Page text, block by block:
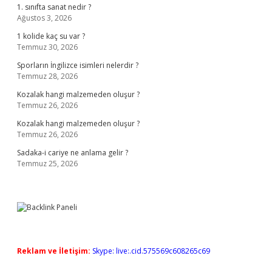
1. sınıfta sanat nedir ?
Ağustos 3, 2026
1 kolide kaç su var ?
Temmuz 30, 2026
Sporların İngilizce isimleri nelerdir ?
Temmuz 28, 2026
Kozalak hangi malzemeden oluşur ?
Temmuz 26, 2026
Kozalak hangi malzemeden oluşur ?
Temmuz 26, 2026
Sadaka-i cariye ne anlama gelir ?
Temmuz 25, 2026
Reklam ve İletişim: Skype: live:.cid.575569c608265c69